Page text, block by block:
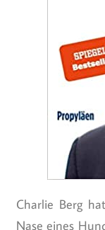
Charlie Berg
Nase eines